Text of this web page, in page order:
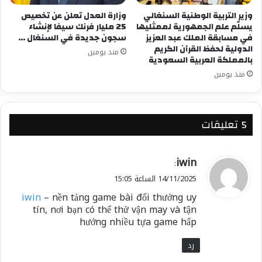
وزير التربية الوطنية السنغالي
يسلّم علم الجمهورية لممثليها
في مسابقة الملك عبد العزيز
الدولية لحفظ القرآن الكريم
بالمملكة العربية السعودية
منذ يومين
وزارة العدل تعلن عن تخصيص
25 مليار فرنك سيفا لإنشاء
سجون جديدة في السنغال …
منذ يومين
‫5 تعليقات
ي
ق
ل
iwin
:
14/11/2025 الساعة 15:05
iwin– nền tảng game bài đổi thưởng uy
tín, nơi bạn có thể thử vận may và tận
hưởng nhiều tựa game hấp
رد